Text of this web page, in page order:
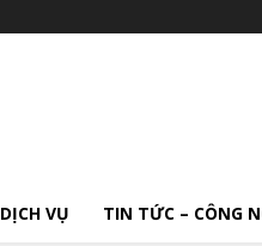
DỊCH VỤ TIN TỨC – CÔNG